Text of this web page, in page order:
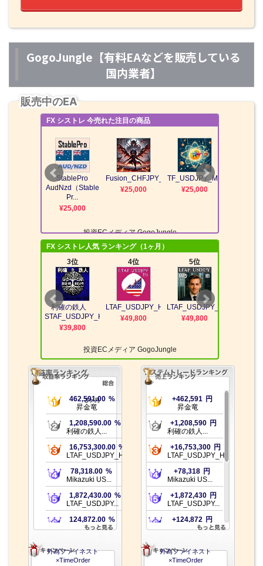
GogoJungle【有料EAなどを販売している
国内業者】
販売中のEA